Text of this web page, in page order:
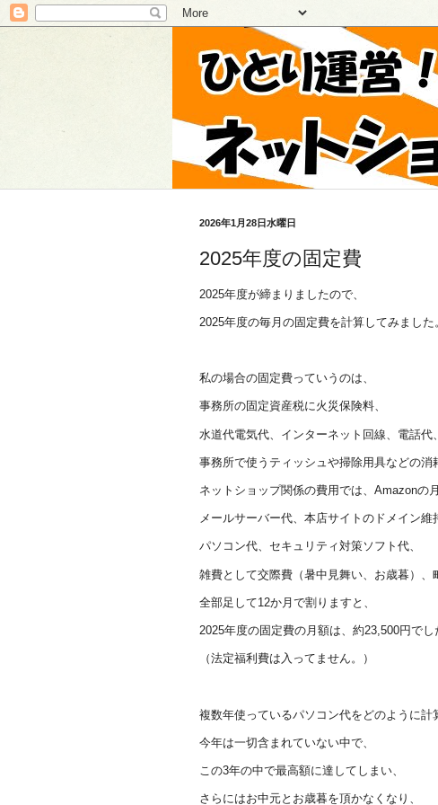
2026年1月28日水曜日
2025年度の固定費
2025年度が締まりましたので、
2025年度の毎月の固定費を計算してみました
私の場合の固定費っていうのは、
事務所の固定資産税に火災保険料、
水道代電気代、インターネット回線、電話代、
事務所で使うティッシュや掃除用具などの消
ネットショップ関係の費用では、Amazonの
メールサーバー代、本店サイトのドメイン維
パソコン代、セキュリティ対策ソフト代、
雑費として交際費（暑中見舞い、お歳暮）、
全部足して12か月で割りますと、
2025年度の固定費の月額は、約23,500円でし
（法定福利費は入ってません。）
複数年使っているパソコン代をどのように計
今年は一切含まれていない中で、
この3年の中で最高額に達してしまい、
さらにはお中元とお歳暮を頂かなくなり、